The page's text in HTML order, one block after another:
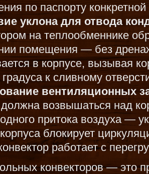
по паспорту
уклона для отвода
на теплообменнике
помещения — без
в корпусе, вызывая
к сливному
вентиляционных
возвышаться над
притока воздуха —
блокирует
работает с
конвекторов — это